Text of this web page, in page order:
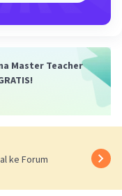
Master Teacher
ke Forum